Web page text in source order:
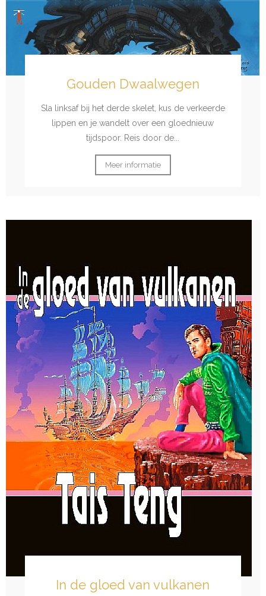
Gouden Dwaalwegen
Sla linksaf bij het derde skelet, kus de verkeerde
lippen en je wandelt over een gloednieuw
tijdspoor. Reis door de...
Meer informatie
In de gloed van vulkanen